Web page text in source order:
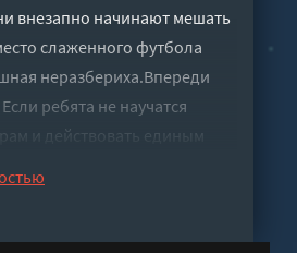
внезапно начинают мешать
слаженного футбола
неразбериха.Впереди
ребята не научатся
и действовать единым
ли Марк помочь им